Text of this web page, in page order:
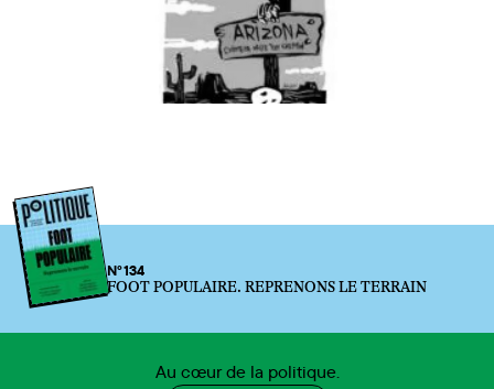
N°134
FOOT POPULAIRE. REPRENONS LE TERRAIN
Au cœur de la politique.